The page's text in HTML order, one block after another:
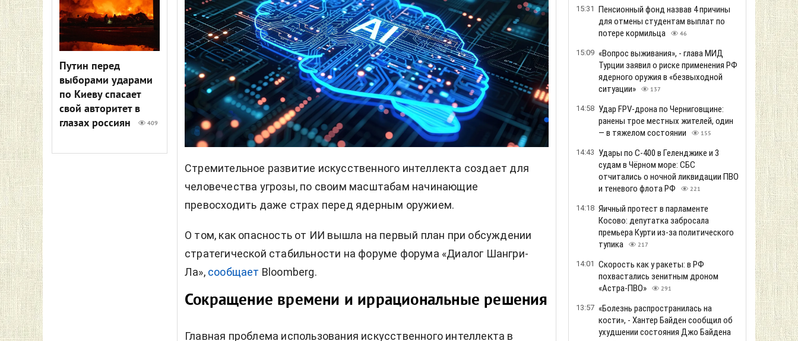
Путин перед
выборами ударами
по Киеву спасает
свой авторитет в
глазах россиян
409
Стремительное развитие искусственного интеллекта создает для
человечества угрозы, по своим масштабам начинающие
превосходить даже страх перед ядерным оружием.
О том, как опасность от ИИ вышла на первый план при обсуждении
стратегической стабильности на форуме форума «Диалог Шангри-
Ла», сообщает Bloomberg.
Сокращение времени и иррациональные решения
Главная проблема использования искусственного интеллекта в
15:31 Пенсионный фонд назвав 4 причины
для отмены студентам выплат по
потере кормильца
46
15:09 «Вопрос выживания», - глава МИД
Турции заявил о риске применения РФ
ядерного оружия в «безвыходной
ситуации»
137
14:58 Удар FPV-дрона по Черниговщине:
ранены трое местных жителей, один
— в тяжелом состоянии
155
14:43 Удары по С-400 в Геленджике и 3
судам в Чёрном море: СБС
отчитались о ночной ликвидации ПВО
и теневого флота РФ
221
14:18 Яичный протест в парламенте
Косово: депутатка забросала
премьера Курти из-за политического
тупика
217
14:01 Скорость как у ракеты: в РФ
похвастались зенитным дроном
«Астра-ПВО»
291
13:57 «Болезнь распространилась на
кости», - Хантер Байден сообщил об
ухудшении состояния Джо Байдена